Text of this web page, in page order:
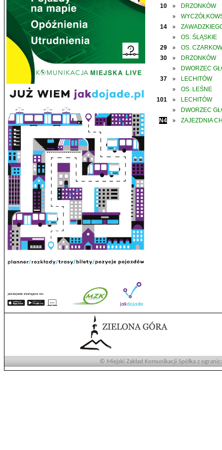
10
» DRZONKÓW
»
14
»
»
OS. ŚLĄSKIE
29
»
OS.
30
» DRZONKÓW
»
DWORZEC
37
» LECHITÓW
»
OS. LEŚNE
101
» LECHITÓW
»
DWORZEC
N4
» ZAJEZDNIA
© Miejski Zakład Komunikacji Spółka z